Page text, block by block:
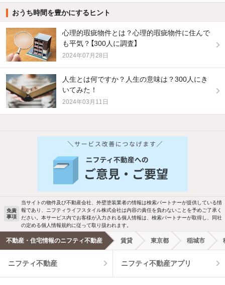
おうち時間を豊かにするヒント
心理的瑕疵物件とは？心理的瑕疵物件に住んで
も平気？【300人に調査】
2024年07月28日
人生とは何ですか？人生の意味は？300人にき
いてみた！
2024年03月11日
免責
事項
当サイトの物件及び不動産会社、外壁塗装業者の情報は検索パートナーが提供している情
報であり、ニフティライフスタイル株式会社は内容の責任を負わないことを予めご了承く
ださい。本サービス内でお客様が入力される個人情報は、検索パートナーが取得し、同社
の定める個人情報規約に従って取り扱われます。
不動産・住宅情報のニフティ不動産 賃貸 東京都 稲城市
ニフティ不動産 ニフティ不動産アプリ